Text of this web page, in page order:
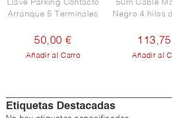
Llave Parking Contacto
Arranque 5 Terminales
50,00 €
Añadir al Carro
50m Cable
Negro 4 hilos
Añadir al
Etiquetas Destacadas